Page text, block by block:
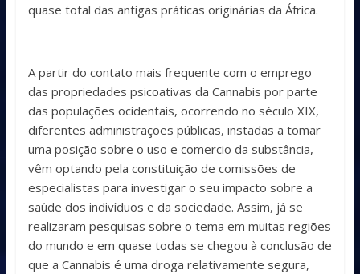
quase total das antigas práticas originárias da África.
A partir do contato mais frequente com o emprego
das propriedades psicoativas da Cannabis por parte
das populações ocidentais, ocorrendo no século XIX,
diferentes administrações públicas, instadas a tomar
uma posição sobre o uso e comercio da substância,
vêm optando pela constituição de comissões de
especialistas para investigar o seu impacto sobre a
saúde dos indivíduos e da sociedade. Assim, já se
realizaram pesquisas sobre o tema em muitas regiões
do mundo e em quase todas se chegou à conclusão de
que a Cannabis é uma droga relativamente segura,